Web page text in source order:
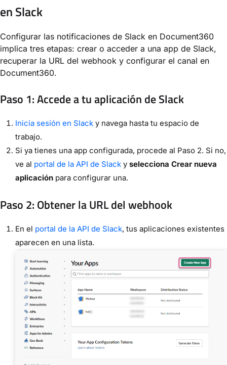
en Slack
Configurar las notificaciones de Slack en Document360
implica tres etapas: crear o acceder a una app de Slack,
recuperar la URL del webhook y configurar el canal en
Document360.
Paso 1: Accede a tu aplicación de Slack
Inicia sesión en Slack y navega hasta tu espacio de
trabajo.
Si ya tienes una app configurada, procede al Paso 2. Si no,
ve al portal de la API de Slack y selecciona Crear nueva
aplicación para configurar una.
Paso 2: Obtener la URL del webhook
En el portal de la API de Slack, tus aplicaciones existentes
aparecen en una lista.